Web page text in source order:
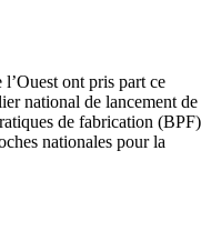
l’Ouest ont pris part ce
national de lancement de
de fabrication (BPF)
nationales pour la